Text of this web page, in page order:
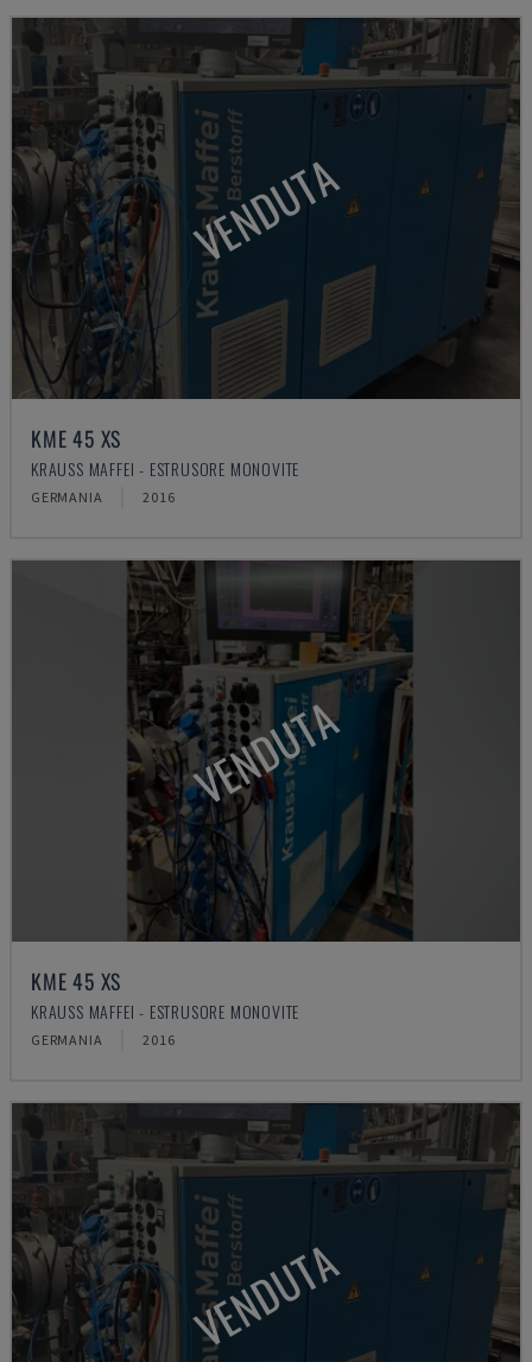
VENDUTA
KME 45 XS
KRAUSS MAFFEI - ESTRUSORE MONOVITE
GERMANIA 2016
VENDUTA
KME 45 XS
KRAUSS MAFFEI - ESTRUSORE MONOVITE
GERMANIA 2016
VENDUTA